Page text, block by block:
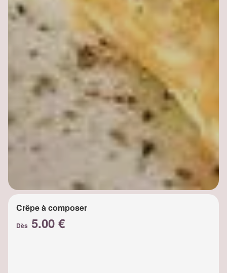
Crêpe à composer
Dès 5.00 €